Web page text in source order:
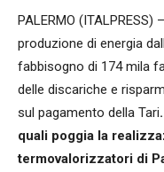
PALERMO
produzione di energia
fabbisogno di 174 mila
delle discariche e
sul pagamento della Tari
quali poggia la
termovalorizzatori di